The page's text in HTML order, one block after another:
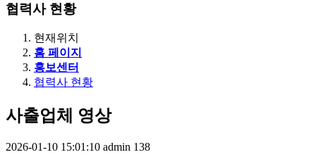
협력사 현황
현재위치
홈 페이지
홍보센터
협력사 현황
사출업체 영상
2026-01-10 15:01:10 admin 138